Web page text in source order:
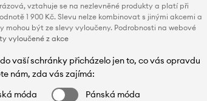
vztahuje se na nezlevněné produkty a platí při
1 900 Kč. Slevu nelze kombinovat s jinými akcemi a
mohou být ze slevy vyloučeny. Podrobnosti na webové
vyloučené z akce
vaší schránky přicházelo jen to, co vás opravdu
nám, zda vás zajímá:
móda
Pánská móda